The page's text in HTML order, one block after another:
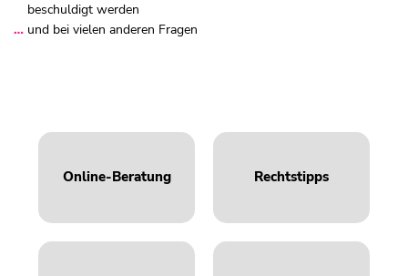
beschuldigt werden
und bei vielen anderen Fragen
Online-Beratung Rechtstipps